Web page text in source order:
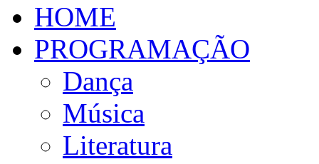
HOME
PROGRAMAÇÃO
Dança
Música
Literatura